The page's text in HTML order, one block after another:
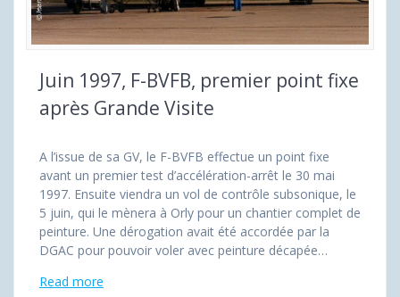
Juin 1997, F-BVFB, premier point fixe
après Grande Visite
A l’issue de sa GV, le F-BVFB effectue un point fixe
avant un premier test d’accélération-arrêt le 30 mai
1997. Ensuite viendra un vol de contrôle subsonique, le
5 juin, qui le mènera à Orly pour un chantier complet de
peinture. Une dérogation avait été accordée par la
DGAC pour pouvoir voler avec peinture décapée…
Read more